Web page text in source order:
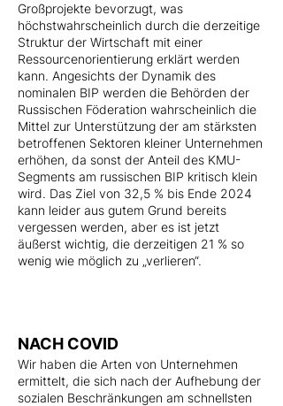
Großprojekte bevorzugt, was
höchstwahrscheinlich durch die derzeitige
Struktur der Wirtschaft mit einer
Ressourcenorientierung erklärt werden
kann. Angesichts der Dynamik des
nominalen BIP werden die Behörden der
Russischen Föderation wahrscheinlich die
Mittel zur Unterstützung der am stärksten
betroffenen Sektoren kleiner Unternehmen
erhöhen, da sonst der Anteil des KMU-
Segments am russischen BIP kritisch klein
wird. Das Ziel von 32,5 % bis Ende 2024
kann leider aus gutem Grund bereits
vergessen werden, aber es ist jetzt
äußerst wichtig, die derzeitigen 21 % so
wenig wie möglich zu „verlieren“.
Wir haben die Arten von Unternehmen
ermittelt, die sich nach der Aufhebung der
sozialen Beschränkungen am schnellsten
NACH COVID